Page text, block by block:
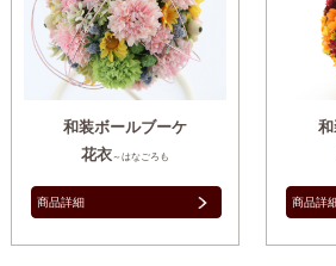
和装ボールブーケ
花衣 ～はなごろも
商品詳細 商品詳